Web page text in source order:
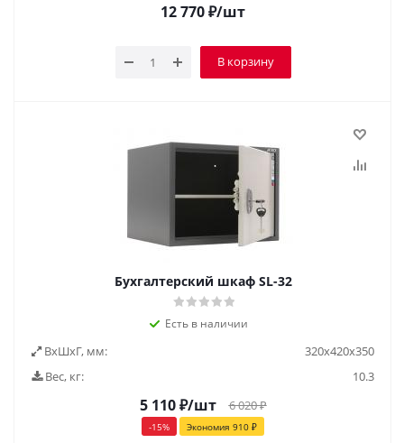
12 770₽/шт
В корзину
Бухгалтерский шкаф SL-32
Есть в наличии
ВxШxГ, мм:
320х420х350
Вес, кг:
10.3
5 110₽/шт 6 020₽
-15% Экономия 910 ₽